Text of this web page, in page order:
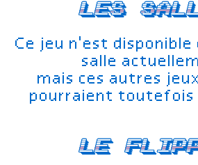
Les
Ce jeu n'est disponible
salle
mais ces autres
pourraient toutefois
Le